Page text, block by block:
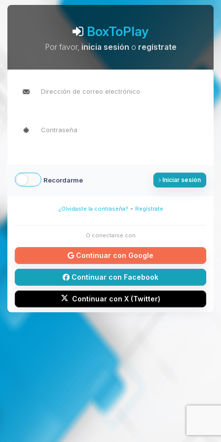
BoxToPlay
Por favor, inicia sesión o regístrate
Recordarme Iniciar sesión
¿Olvidaste la contraseña? - Regístrate
O conectarse con
Continuar con Google
Continuar con Facebook
Continuar con X (Twitter)